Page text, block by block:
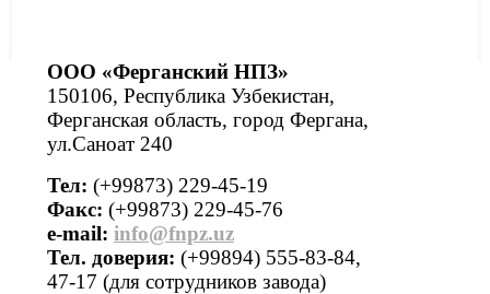
ООО «Ферганский НПЗ»
150106, Республика Узбекистан,
Ферганская область, город Фергана,
ул.Саноат 240
Тел: (+99873) 229-45-19
Факс: (+99873) 229-45-76
е-mail: info@fnpz.uz
Тел. доверия: (+99894) 555-83-84,
47-17 (для сотрудников завода)